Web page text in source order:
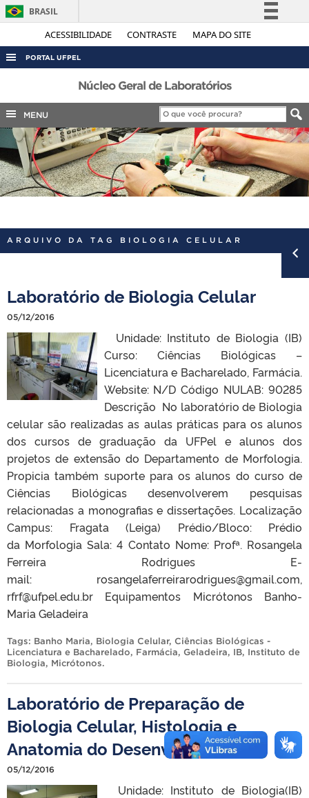
ACESSIBILIDADE CONTRASTE MAPA DO SITE
BRASIL
Simplifique!
Legislação
Canais
PORTAL UFPEL
ACESSO À INFORMAÇÃO
AUDITORIA
COBALTO
CONCURSOS
EDITAIS
INTERNACIONAL
PORTARIAS
Núcleo Geral de Laboratórios
MENU
ARQUIVO DA TAG BIOLOGIA CELULAR
Laboratório de Biologia Celular
05/12/2016
Unidade: Instituto de Biologia (IB)
Curso: Ciências Biológicas –
Licenciatura e Bacharelado, Farmácia.
Website: N/D Código NULAB: 90285
Descrição No laboratório de Biologia
celular são realizadas as aulas práticas para os alunos
dos cursos de graduação da UFPel e alunos dos
projetos de extensão do Departamento de Morfologia.
Propicia também suporte para os alunos do curso de
Ciências Biológicas desenvolverem pesquisas
relacionadas a monografias e dissertações. Localização
Campus: Fragata (Leiga) Prédio/Bloco: Prédio
da Morfologia Sala: 4 Contato Nome: Profª. Rosangela
Ferreira Rodrigues E-
mail: rosangelaferreirarodrigues@gmail.com,
rfrf@ufpel.edu.br Equipamentos Micrótonos Banho-
Maria Geladeira
Tags: Banho Maria, Biologia Celular, Ciências Biológicas -
Licenciatura e Bacharelado, Farmácia, Geladeira, IB, Instituto de
Biologia, Micrótonos.
Laboratório de Preparação de
Biologia Celular, Histologia e
Anatomia do Desenvolvimento
05/12/2016
Unidade: Instituto de Biologia(IB)